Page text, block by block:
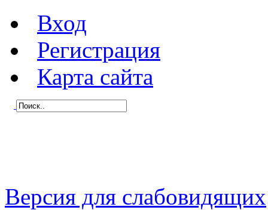
Вход
Регистрация
Карта сайта
Версия для слабовидящих